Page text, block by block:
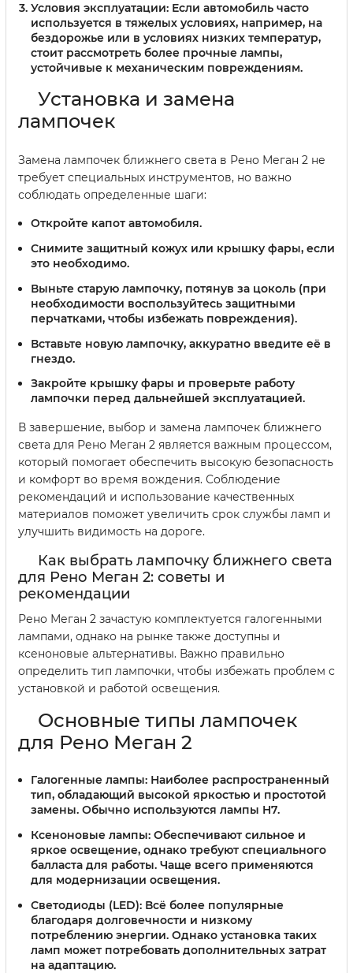
Условия эксплуатации: Если автомобиль часто
используется в тяжелых условиях, например, на
бездорожье или в условиях низких температур,
стоит рассмотреть более прочные лампы,
устойчивые к механическим повреждениям.
Установка и замена
лампочек
Замена лампочек ближнего света в Рено Меган 2 не
требует специальных инструментов, но важно
соблюдать определенные шаги:
Откройте капот автомобиля.
Снимите защитный кожух или крышку фары, если
это необходимо.
Выньте старую лампочку, потянув за цоколь (при
необходимости воспользуйтесь защитными
перчатками, чтобы избежать повреждения).
Вставьте новую лампочку, аккуратно введите её в
гнездо.
Закройте крышку фары и проверьте работу
лампочки перед дальнейшей эксплуатацией.
В завершение, выбор и замена лампочек ближнего
света для Рено Меган 2 является важным процессом,
который помогает обеспечить высокую безопасность
и комфорт во время вождения. Соблюдение
рекомендаций и использование качественных
материалов поможет увеличить срок службы ламп и
улучшить видимость на дороге.
Как выбрать лампочку ближнего света
для Рено Меган 2: советы и
рекомендации
Рено Меган 2 зачастую комплектуется галогенными
лампами, однако на рынке также доступны и
ксеноновые альтернативы. Важно правильно
определить тип лампочки, чтобы избежать проблем с
установкой и работой освещения.
Основные типы лампочек
для Рено Меган 2
Галогенные лампы: Наиболее распространенный
тип, обладающий высокой яркостью и простотой
замены. Обычно используются лампы H7.
Ксеноновые лампы: Обеспечивают сильное и
яркое освещение, однако требуют специального
балласта для работы. Чаще всего применяются
для модернизации освещения.
Светодиоды (LED): Всё более популярные
благодаря долговечности и низкому
потреблению энергии. Однако установка таких
ламп может потребовать дополнительных затрат
на адаптацию.